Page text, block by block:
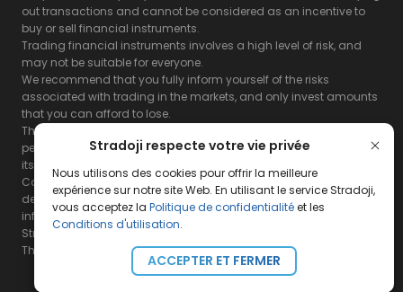
Stradoji respecte votre vie privée
Nous utilisons des cookies pour offrir la meilleure
expérience sur notre site Web. En utilisant le service Stradoji,
vous acceptez la Politique de confidentialitéet les
Conditions d'utilisation.
ACCEPTER ET FERMER
out transactions and cannot be considered as an incentive to
buy or sell financial instruments.
Trading financial instruments involves a high level of risk, and
may not be suitable for everyone.
We recommend that you fully inform yourself of the risks
associated with trading in the markets, and only invest amounts
that you can afford to lose.
The Stradoji site does not guarantee the results or the
performance of products based on the information contained on
its site and its servers.
Consequently, the Stradoji site and its publishing company
decline all responsibility in the use that may be made of this
information and the consequences that may result therefrom.
Stradoji Services are not authorized for US citizens or US residents.
The full legal notices areavailable here.